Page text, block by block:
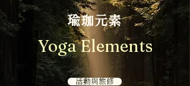
瑜珈元素
Yoga Elements
活動與旅修